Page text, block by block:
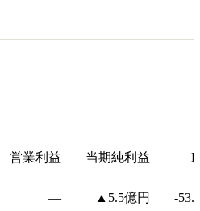
営業利益 当期純利益
— ▲5.5億円 -